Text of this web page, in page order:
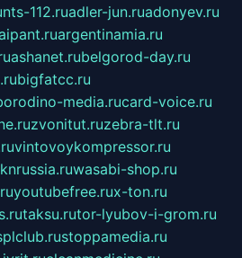
112.ruadler-jun.ruadonyev.ru
argentinamia.ru
ashanet.rubelgorod-day.ru
bigfatcc.ru
media.rucard-voice.ru
zvonitut.ruzebra-tlt.ru
vintovoykompressor.ru
wasabi-shop.ru
youtubefree.rux-ton.ru
taksu.rutor-lyubov-i-grom.ru
stoppamedia.ru